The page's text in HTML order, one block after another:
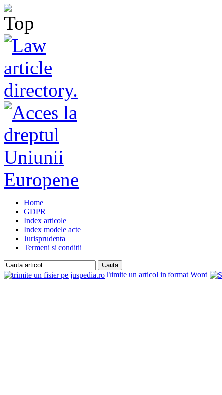
Home
GDPR
Index articole
Index modele acte
Jurisprudenta
Termeni si conditii
Trimite un articol in format Word